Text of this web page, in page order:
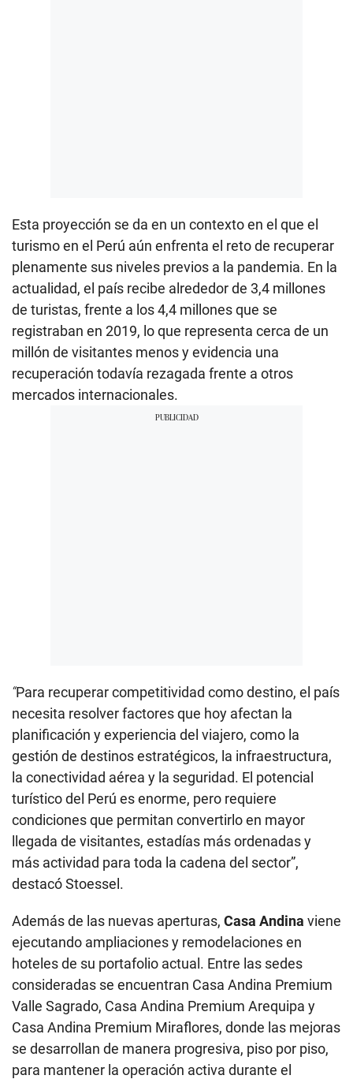
Esta proyección se da en un contexto en el que el
turismo en el Perú aún enfrenta el reto de recuperar
plenamente sus niveles previos a la pandemia. En la
actualidad, el país recibe alrededor de 3,4 millones
de turistas, frente a los 4,4 millones que se
registraban en 2019, lo que representa cerca de un
millón de visitantes menos y evidencia una
recuperación todavía rezagada frente a otros
mercados internacionales.
“Para recuperar competitividad como destino, el país
necesita resolver factores que hoy afectan la
planificación y experiencia del viajero, como la
gestión de destinos estratégicos, la infraestructura,
la conectividad aérea y la seguridad. El potencial
turístico del Perú es enorme, pero requiere
condiciones que permitan convertirlo en mayor
llegada de visitantes, estadías más ordenadas y
más actividad para toda la cadena del sector”,
destacó Stoessel.
Además de las nuevas aperturas, Casa Andina viene
ejecutando ampliaciones y remodelaciones en
hoteles de su portafolio actual. Entre las sedes
consideradas se encuentran Casa Andina Premium
Valle Sagrado, Casa Andina Premium Arequipa y
Casa Andina Premium Miraflores, donde las mejoras
se desarrollan de manera progresiva, piso por piso,
para mantener la operación activa durante el